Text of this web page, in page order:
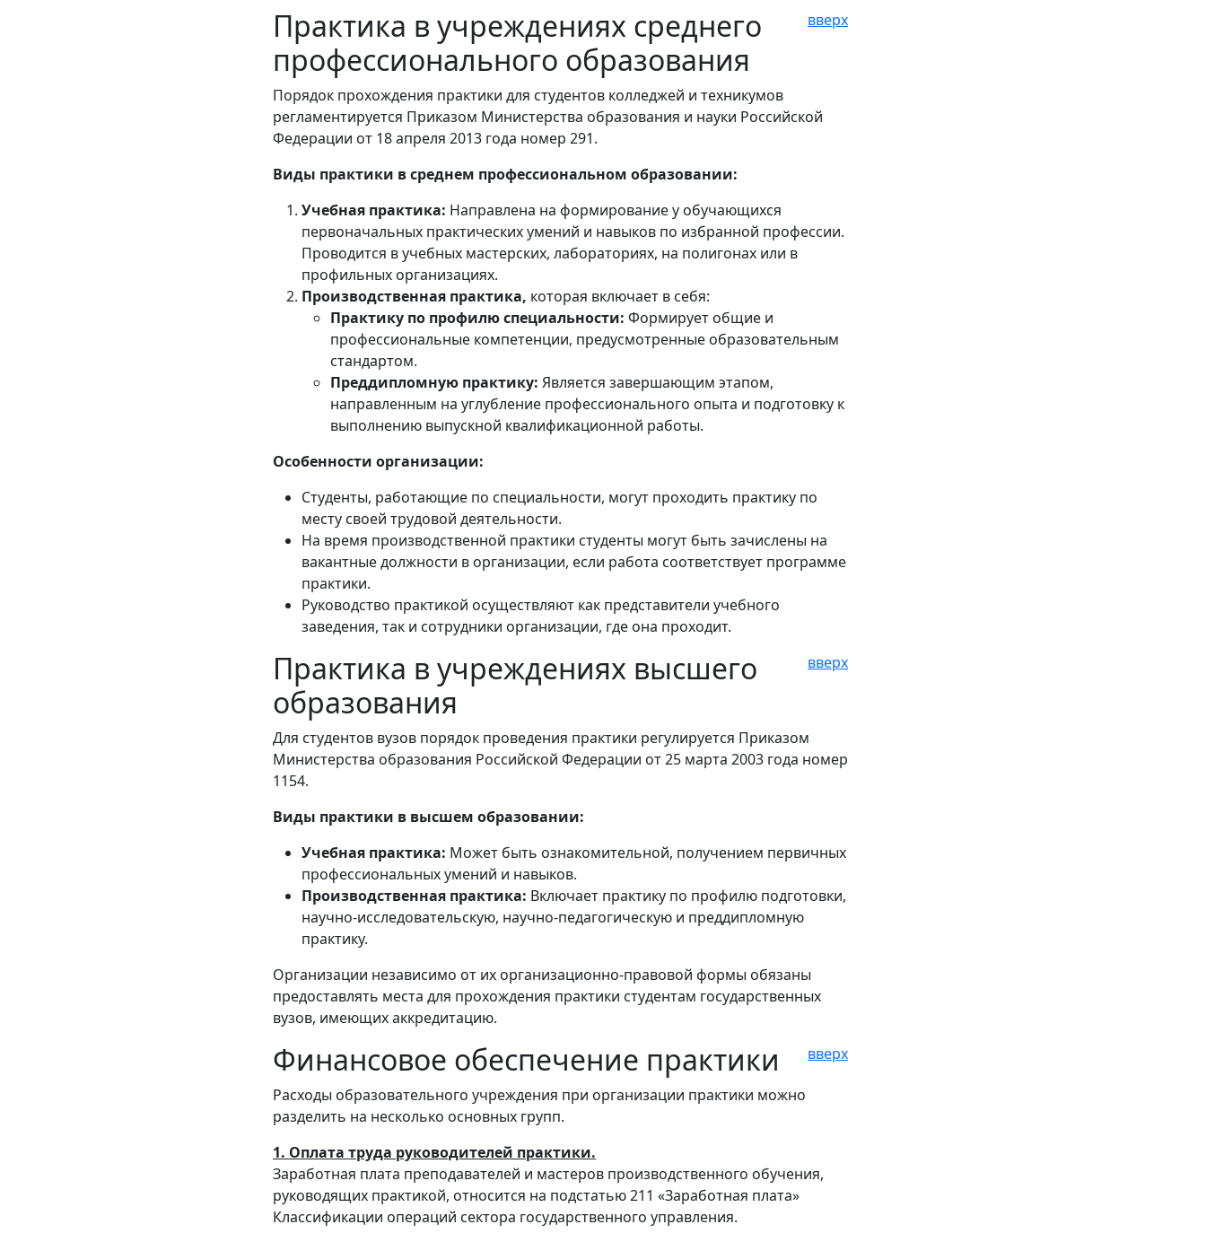
вверх
Практика в учреждениях среднего
профессионального образования
Порядок прохождения практики для студентов колледжей и техникумов
регламентируется Приказом Министерства образования и науки Российской
Федерации от 18 апреля 2013 года номер 291.
Виды практики в среднем профессиональном образовании:
Учебная практика: Направлена на формирование у обучающихся
первоначальных практических умений и навыков по избранной профессии.
Проводится в учебных мастерских, лабораториях, на полигонах или в
профильных организациях.
Производственная практика, которая включает в себя:
Практику по профилю специальности: Формирует общие и
профессиональные компетенции, предусмотренные образовательным
стандартом.
Преддипломную практику: Является завершающим этапом,
направленным на углубление профессионального опыта и подготовку к
выполнению выпускной квалификационной работы.
Особенности организации:
Студенты, работающие по специальности, могут проходить практику по
месту своей трудовой деятельности.
На время производственной практики студенты могут быть зачислены на
вакантные должности в организации, если работа соответствует программе
практики.
Руководство практикой осуществляют как представители учебного
заведения, так и сотрудники организации, где она проходит.
вверх
Практика в учреждениях высшего
образования
Для студентов вузов порядок проведения практики регулируется Приказом
Министерства образования Российской Федерации от 25 марта 2003 года номер
1154.
Виды практики в высшем образовании:
Учебная практика: Может быть ознакомительной, получением первичных
профессиональных умений и навыков.
Производственная практика: Включает практику по профилю подготовки,
научно-исследовательскую, научно-педагогическую и преддипломную
практику.
Организации независимо от их организационно-правовой формы обязаны
предоставлять места для прохождения практики студентам государственных
вузов, имеющих аккредитацию.
вверх
Финансовое обеспечение практики
Расходы образовательного учреждения при организации практики можно
разделить на несколько основных групп.
1. Оплата труда руководителей практики.
Заработная плата преподавателей и мастеров производственного обучения,
руководящих практикой, относится на подстатью 211 «Заработная плата»
Классификации операций сектора государственного управления.